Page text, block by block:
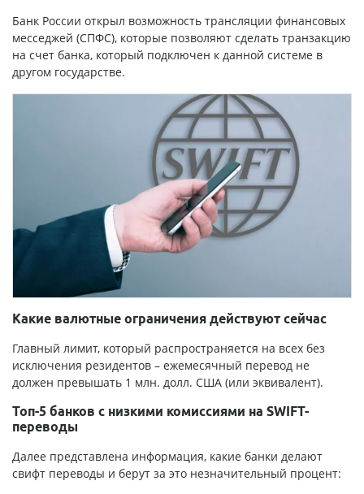
Банк России открыл возможность трансляции финансовых
месседжей (СПФС), которые позволяют сделать транзакцию
на счет банка, который подключен к данной системе в
другом государстве.
Какие валютные ограничения действуют сейчас
Главный лимит, который распространяется на всех без
исключения резидентов – ежемесячный перевод не
должен превышать 1 млн. долл. США (или эквивалент).
Топ-5 банков с низкими комиссиями на SWIFT-
переводы
Далее представлена информация, какие банки делают
свифт переводы и берут за это незначительный процент: